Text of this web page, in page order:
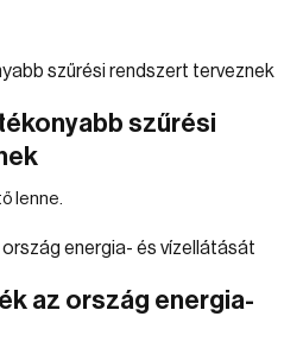
szűrési
lenne.
az ország energia-